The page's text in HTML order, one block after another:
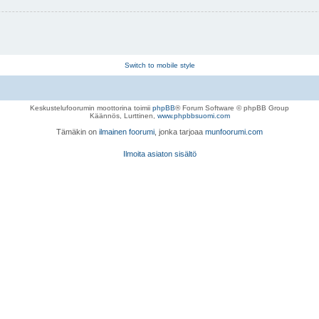
Switch to mobile style
Keskustelufoorumin moottorina toimii phpBB® Forum Software © phpBB Group
Käännös, Lurttinen, www.phpbbsuomi.com
Tämäkin on ilmainen foorumi , jonka tarjoaa munfoorumi.com
Ilmoita asiaton sisältö